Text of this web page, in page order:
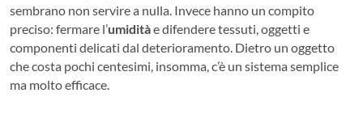
sembrano non servire a nulla. Invece hanno un compito
preciso: fermare l’umiditàe difendere tessuti, oggetti e
componenti delicati dal deterioramento. Dietro un oggetto
che costa pochi centesimi, insomma, c’è un sistema semplice
ma molto efficace.